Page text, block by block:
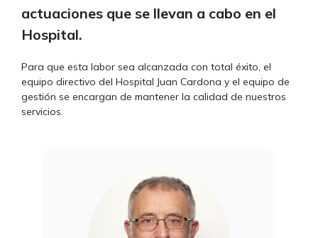
actuaciones que se llevan a cabo en el
Hospital.
Para que esta labor sea alcanzada con total éxito, el
equipo directivo del Hospital Juan Cardona y el equipo de
gestión se encargan de mantener la calidad de nuestros
servicios.